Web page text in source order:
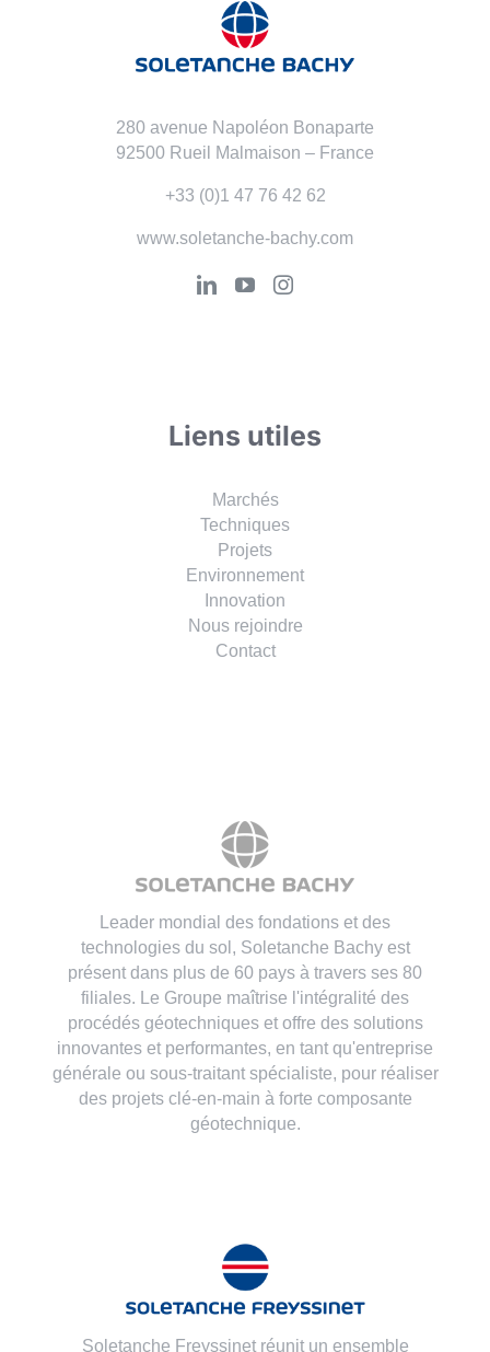
280 avenue Napoléon Bonaparte
92500 Rueil Malmaison – France
+33 (0)1 47 76 42 62
www.soletanche-bachy.com
Liens utiles
Marchés
Techniques
Projets
Environnement
Innovation
Nous rejoindre
Contact
Leader mondial des fondations et des
technologies du sol, Soletanche Bachy est
présent dans plus de 60 pays à travers ses 80
filiales. Le Groupe maîtrise l'intégralité des
procédés géotechniques et offre des solutions
innovantes et performantes, en tant qu'entreprise
générale ou sous-traitant spécialiste, pour réaliser
des projets clé-en-main à forte composante
géotechnique.
Soletanche Freyssinet réunit un ensemble